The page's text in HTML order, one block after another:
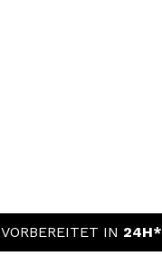
VORBEREITET IN 24H*